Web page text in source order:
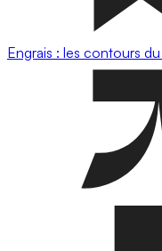
Engrais : les contours